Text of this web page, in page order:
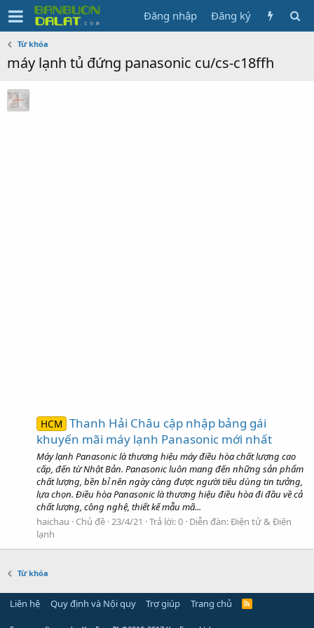
Đăng nhập Đăng ký
Từ khóa
máy lạnh tủ đứng panasonic cu/cs-c18ffh
HCM Thanh Hải Châu cập nhập bảng gái
khuyến mãi máy lạnh Panasonic mới nhất
Máy lạnh Panasonic là thương hiệu máy điều hòa chất lượng cao
cấp, đến từ Nhật Bản. Panasonic luôn mang đến những sản phẩm
chất lượng, bền bỉ nên ngày càng được người tiêu dùng tin tưởng,
lựa chọn. Điều hòa Panasonic là thương hiệu điều hòa đi đầu về cả
chất lượng, công nghệ, thiết kế mẫu mã...
haichau
Chủ đề 23/4/21 Trả lời: 0 Diễn đàn:Điện tử & Điện
lạnh
Từ khóa
Liên hệ Quy định và Nội quy Trợ giúp Trang chủ